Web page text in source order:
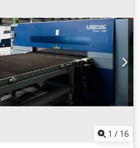
1550 mm Cedpfx Aezg U
circa: 2200 kg Con Pluto si
compatta per la sbavatura di pezzi
al plasma. Dotazioni: -
e deformazioni fino a 6 mm -
durevoli per la smussatura dei
magnetico su tutta la
trasportatore resistente al
1 / 16